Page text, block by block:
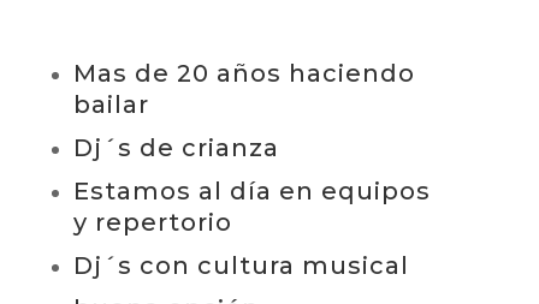
Mas de 20 años haciendo
bailar
Dj´s de crianza
Estamos al día en equipos
y repertorio
Dj´s con cultura musical